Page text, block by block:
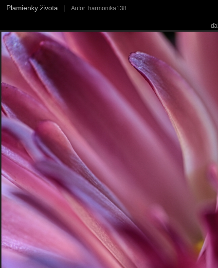
Plamienky života | Autor: harmonika138